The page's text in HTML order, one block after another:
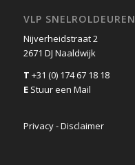
VLP SNELROLDEUREN
Nijverheidstraat 2
2671 DJ Naaldwijk
T +31 (0) 174 67 18 18
EStuur een Mail
Privacy - Disclaimer